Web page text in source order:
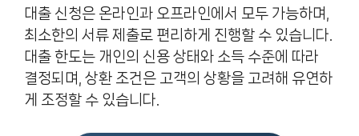
대출 신청은 온라인과 오프라인에서 모두 가능하며,
최소한의 서류 제출로 편리하게 진행할 수 있습니다.
대출 한도는 개인의 신용 상태와 소득 수준에 따라
결정되며, 상환 조건은 고객의 상황을 고려해 유연하
게 조정할 수 있습니다.